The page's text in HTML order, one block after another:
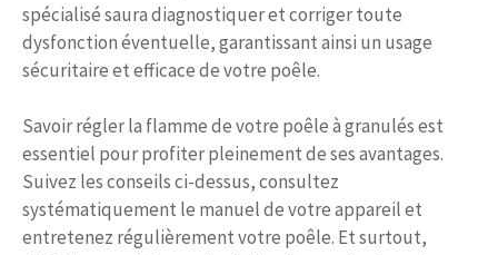
spécialisé saura diagnostiquer et corriger toute
dysfonction éventuelle, garantissant ainsi un usage
sécuritaire et efficace de votre poêle.
Savoir régler la flamme de votre poêle à granulés est
essentiel pour profiter pleinement de ses avantages.
Suivez les conseils ci-dessus, consultez
systématiquement le manuel de votre appareil et
entretenez régulièrement votre poêle. Et surtout,